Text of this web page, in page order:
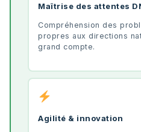
Maîtrise des attentes
Compréhension des
propres aux directions
grand compte.
Agilité & innovation